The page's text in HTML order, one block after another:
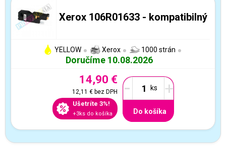
Xerox 106R01633 - kompatibilný
YELLOW Xerox 1000 strán
Doručíme 10.08.2026
14,90 €
12,11 €bez DPH
Ušetríte 3%!
+3ks do košíka
- +
Do košíka